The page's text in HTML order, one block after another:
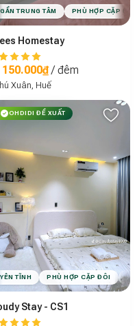
GẦN TRUNG TÂM PHÙ HỢP CẶP ĐÔI
Homestay
150.000₫/ đêm
Xuân, Huế
TĨNH PHÙ HỢP CẶP ĐÔI PHÙ
OHDIDI ĐỀ XUẤT
YÊN TĨNH PHÙ HỢP CẶP ĐÔI
Stay - CS1